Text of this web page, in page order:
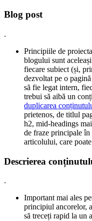
Blog post
.
Principiile de
blogului sunt
fiecare subiect (și,
dezvoltat pe o
să fie legat intern,
trebui să aibă un
duplicarea
prietenos, de titlul
h2, mid-headings
de fraze principale în
articolului, care
Descrierea
.
Important mai ales
principiul ancorelor,
să treceți rapid la un